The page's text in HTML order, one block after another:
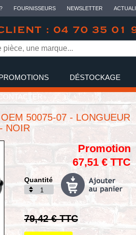
FOURNISSEURS NEWSLETTER
: 04 70 35 01
DÉSTOCKAGE
50075-07 - LONGUEUR
NOIR
Promotion
67,51 € TTC
Quantité
79,42 € TTC